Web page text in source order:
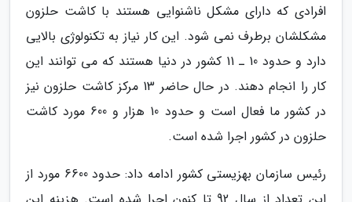
افرادی که دارای مشکل ناشنوایی هستند با کاشت حلزون
مشکلشان برطرف نمی شود. این کار نیاز به تکنولوژی بالایی
دارد و حدود 10 ـ 11 کشور در دنیا هستند که می توانند این
کار را انجام دهند. در حال حاضر 13 مرکز کاشت حلزون نیز
در کشور ما فعال است و حدود 10 هزار و 600 مورد کاشت
حلزون در کشور اجرا شده است.
رئیس سازمان بهزیستی کشور ادامه داد: حدود 6600 مورد از